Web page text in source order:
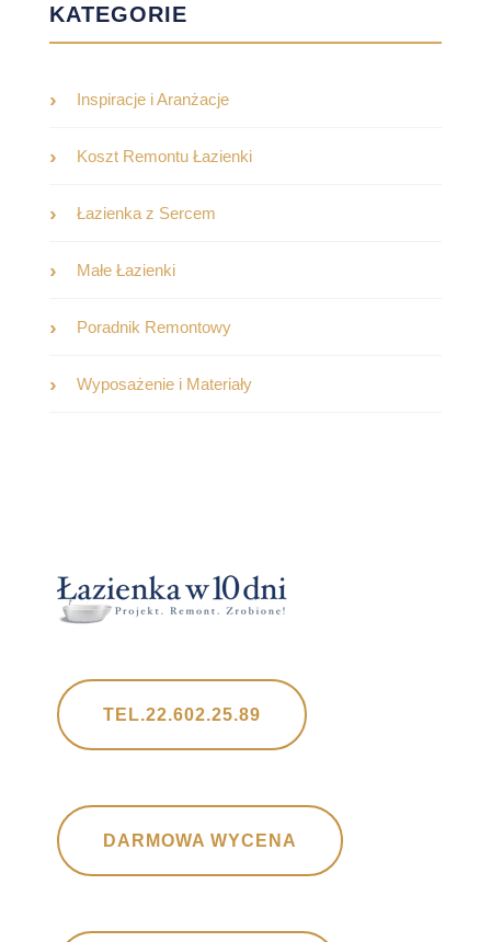
KATEGORIE
Inspiracje i Aranżacje
Koszt Remontu Łazienki
Łazienka z Sercem
Małe Łazienki
Poradnik Remontowy
Wyposażenie i Materiały
TEL.22.602.25.89
DARMOWA WYCENA